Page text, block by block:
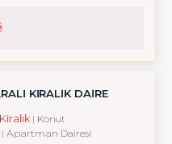
KIRALIK DAIRE
Kiralık
Konut
Apartman Dairesi